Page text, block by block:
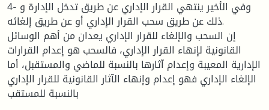
4- وفي الأخير ينتهي القرار الإداري عن طريق تدخل الإدارة و
ذلك عن طريق سحب القرار الإداري أو عن طريق إلغائه.
إن السحب والإلغاء للقرار الإداري يعدان من أهم الوسائل
القانونية لإنهاء القرار الإداري، فالسحب هو إعدام القرارات
الإدارية المعيبة وإعدام آثارها بالنسبة للماضي والمستقبل، أما
الإلغاء الإداري فهو إعدام وإنهاء الآثار القانونية للقرار الإداري
بالنسبة للمستقب